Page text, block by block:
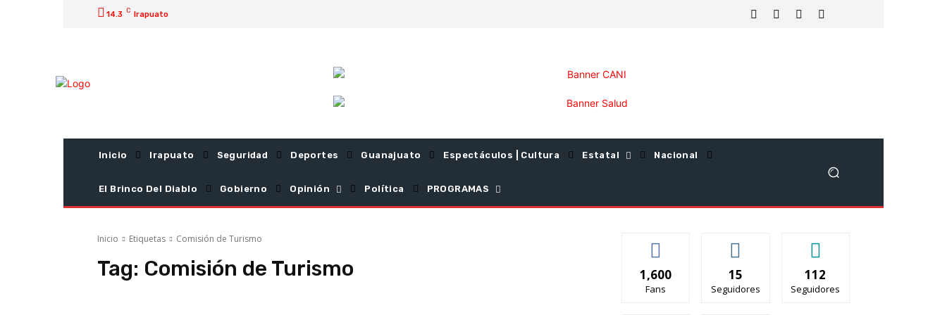
14.3 C Irapuato
Inicio Irapuato Seguridad Deportes Guanajuato Espectáculos | Cultura Estatal Nacional
El Brinco Del Diablo Gobierno Opinión Política PROGRAMAS
Inicio Etiquetas Comisión de Turismo
Tag: Comisión de Turismo 1,600
Fans
15
Seguidores
112
Seguidores